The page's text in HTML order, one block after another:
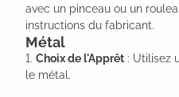
avec un pinceau ou un
instructions du fabricant.
Métal
1. Choix de l'Apprêt : Utilisez
le métal.